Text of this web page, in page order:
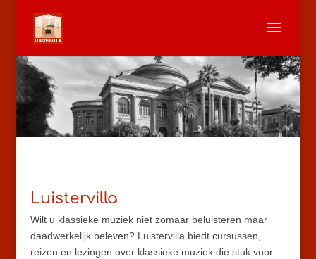
Luistervilla
Wilt u klassieke muziek niet zomaar beluisteren maar
daadwerkelijk beleven? Luistervilla biedt cursussen,
reizen en lezingen over klassieke muziek die stuk voor